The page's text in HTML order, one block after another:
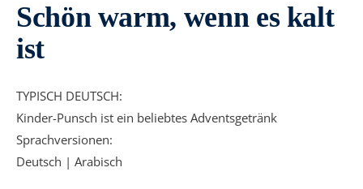
Schön warm, wenn es kalt
ist
TYPISCH DEUTSCH:
Kinder-Punsch ist ein beliebtes Adventsgetränk
Sprachversionen:
Deutsch | Arabisch